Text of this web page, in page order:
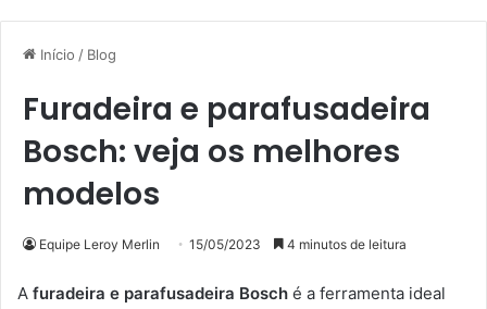
Início / Blog
Furadeira e parafusadeira
Bosch: veja os melhores
modelos
Equipe Leroy Merlin 15/05/2023 4 minutos de leitura
A furadeira e parafusadeira Bosch é a ferramenta ideal